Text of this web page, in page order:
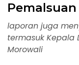
laporan juga
termasuk Kepala
Morowali